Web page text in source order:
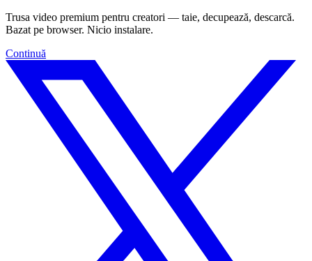
Trusa video premium pentru creatori — taie, decupează, descarcă.
Bazat pe browser. Nicio instalare.
Continuă